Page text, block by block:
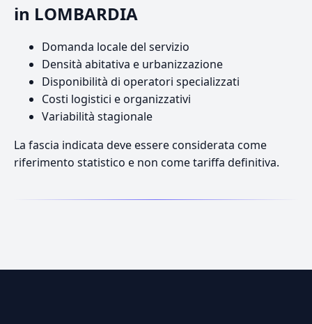
in LOMBARDIA
Domanda locale del servizio
Densità abitativa e urbanizzazione
Disponibilità di operatori specializzati
Costi logistici e organizzativi
Variabilità stagionale
La fascia indicata deve essere considerata come
riferimento statistico e non come tariffa definitiva.